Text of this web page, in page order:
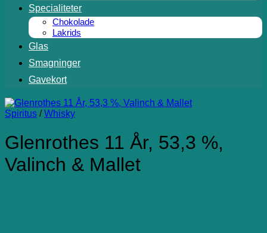
Specialiteter
Chokolade
Lakrids
Glas
Smagninger
Gavekort
Spiritus / Whisky
Glenrothes 11 År, 53,3 %,
Valinch & Mallet